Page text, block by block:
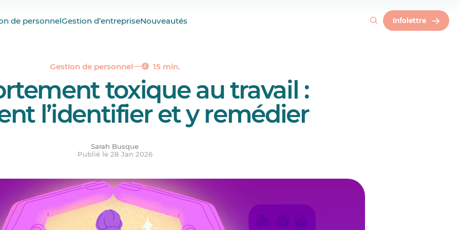
de personnelGestion d’entrepriseNouveautés Infolettre
Gestion de personnel 15 min.
toxique au travail :
l’identifier et y remédier
Sarah Busque
Publié le 28 Jan 2026
toxique au travail?
vs un conflit normal
d’un comportement toxique au travail?
comportement toxique au travail?
rentable